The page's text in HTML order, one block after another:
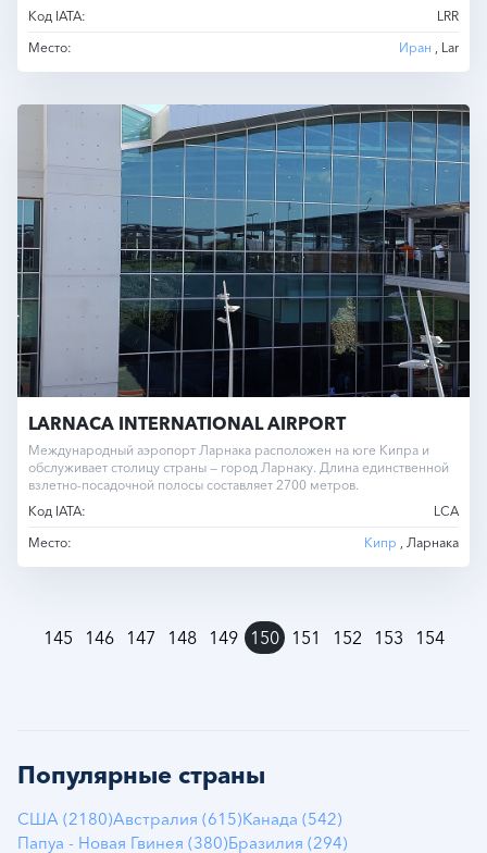
Код IATA:
LRR
Место:
Иран , Lar
LARNACA INTERNATIONAL AIRPORT
Международный аэропорт Ларнака расположен на юге Кипра и
обслуживает столицу страны — город Ларнаку. Длина единственной
взлетно-посадочной полосы составляет 2700 метров.
Код IATA:
LCA
Место:
Кипр , Ларнака
145 146 147 148 149 150 151 152 153 154
Популярные страны
США (2180)Австралия (615)Канада (542)
Папуа - Новая Гвинея (380)Бразилия (294)